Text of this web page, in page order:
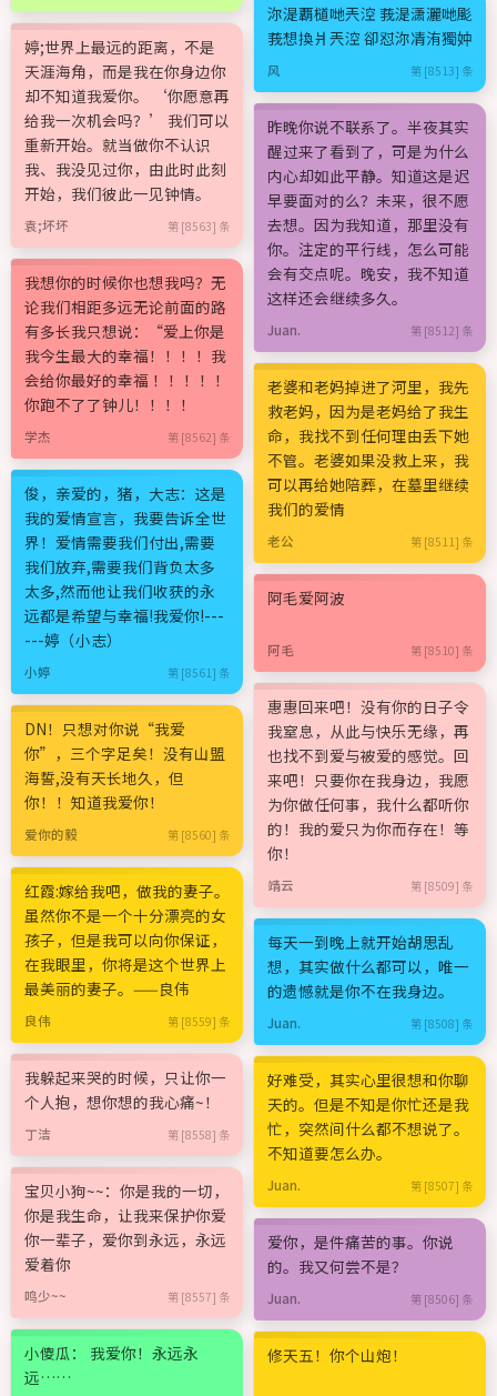
婷;世界上最远的距离，不是
天涯海角，而是我在你身边你
却不知道我爱你。 ‘你愿意再
给我一次机会吗？’ 我们可以
重新开始。就当做你不认识
我、我没见过你，由此时此刻
开始，我们彼此一见钟情。
袁;坏坏 第 [8563] 条
我想你的时候你也想我吗？无
论我们相距多远无论前面的路
有多长我只想说：“爱上你是
我今生最大的幸福！！！！我
会给你最好的幸福 ！！！！！
你跑不了了钟儿！！！！
学杰 第 [8562] 条
俊，亲爱的，猪，大志：这是
我的爱情宣言，我要告诉全世
界！爱情需要我们付出,需要
我们放弃,需要我们背负太多
太多,然而他让我们收获的永
远都是希望与幸福!我爱你!---
---婷（小志）
小婷 第 [8561] 条
DN！只想对你说“我爱
你”，三个字足矣！没有山盟
海誓,没有天长地久，但
你！！知道我爱你！
爱你的毅 第 [8560] 条
红霞:嫁给我吧，做我的妻子。
虽然你不是一个十分漂亮的女
孩子，但是我可以向你保证，
在我眼里，你将是这个世界上
最美丽的妻子。——良伟
良伟 第 [8559] 条
我躲起来哭的时候，只让你一
个人抱，想你想的我心痛~！
丁洁 第 [8558] 条
宝贝小狗~~：你是我的一切，
你是我生命，让我来保护你爱
你一辈子，爱你到永远，永远
爱着你
鸣少~~ 第 [8557] 条
小傻瓜： 我爱你！永远永
远……
沵湜覇檤哋兲涳 莪湜潇灑哋颩
莪想換爿兲涳 卻怼沵凊洧獨妕
风 第 [8513] 条
昨晚你说不联系了。半夜其实
醒过来了看到了，可是为什么
内心却如此平静。知道这是迟
早要面对的么？未来，很不愿
去想。因为我知道，那里没有
你。注定的平行线，怎么可能
会有交点呢。晚安，我不知道
这样还会继续多久。
Juan. 第 [8512] 条
老婆和老妈掉进了河里，我先
救老妈，因为是老妈给了我生
命，我找不到任何理由丢下她
不管。老婆如果没救上来，我
可以再给她陪葬，在墓里继续
我们的爱情
老公 第 [8511] 条
阿毛爱阿波
阿毛 第 [8510] 条
惠惠回来吧！没有你的日子令
我窒息，从此与快乐无缘，再
也找不到爱与被爱的感觉。回
来吧！只要你在我身边，我愿
为你做任何事，我什么都听你
的！我的爱只为你而存在！等
你！
靖云 第 [8509] 条
每天一到晚上就开始胡思乱
想，其实做什么都可以，唯一
的遗憾就是你不在我身边。
Juan. 第 [8508] 条
好难受，其实心里很想和你聊
天的。但是不知是你忙还是我
忙，突然间什么都不想说了。
不知道要怎么办。
Juan. 第 [8507] 条
爱你，是件痛苦的事。你说
的。我又何尝不是？
Juan. 第 [8506] 条
修天五！你个山炮！